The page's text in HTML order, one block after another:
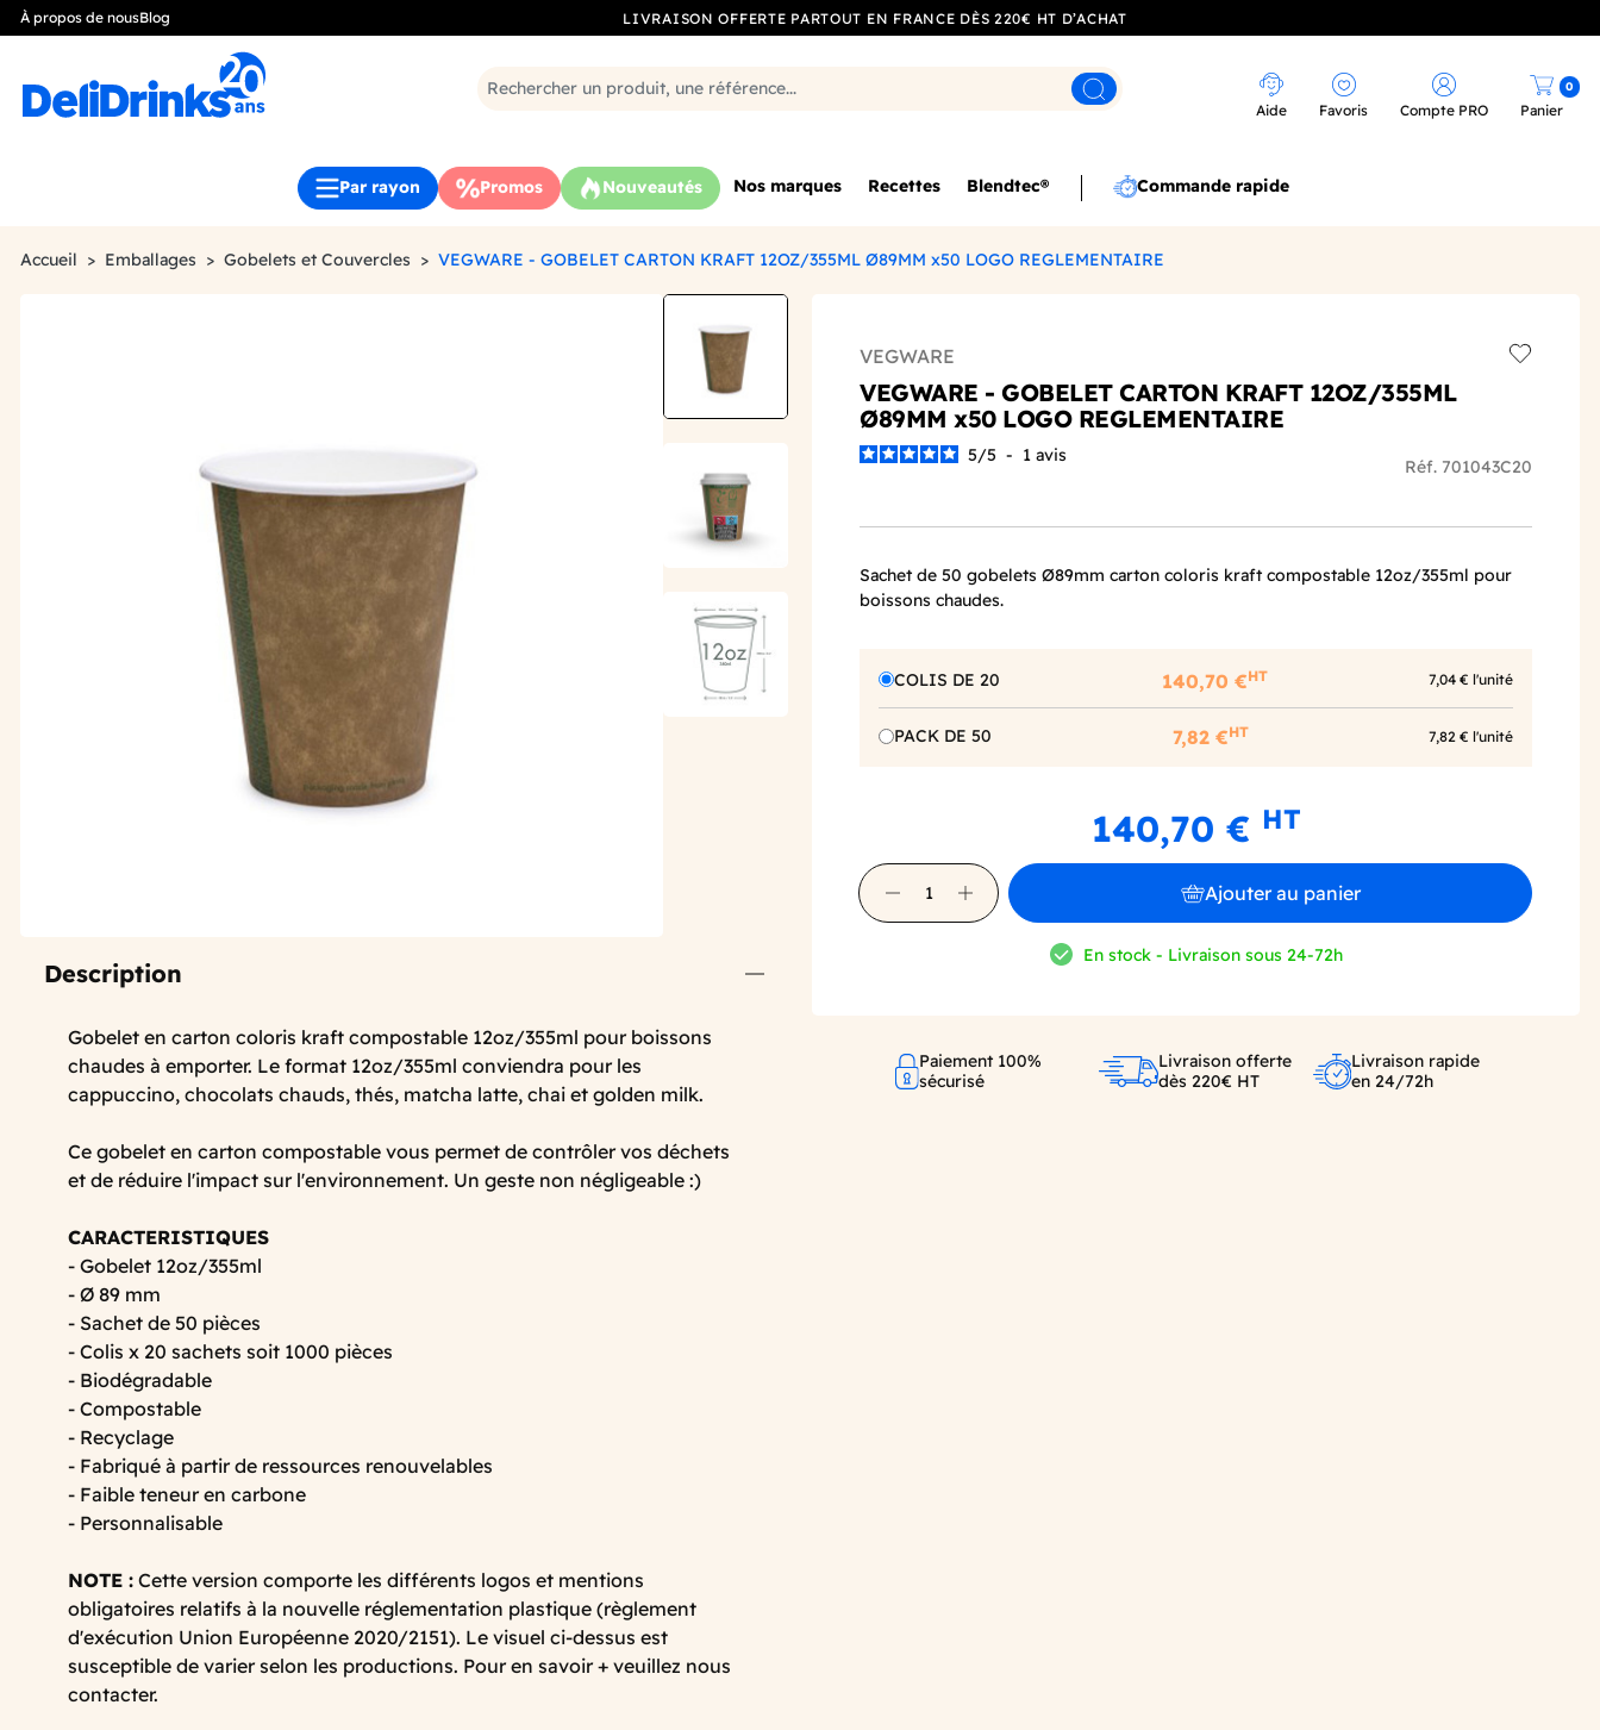
À propos de nousBlog LIVRAISON OFFERTE PARTOUT EN FRANCE DÈS 220€ HT D’ACHAT
Rechercher
Aide Favoris Compte PRO Panier
0
Par rayon Promos Nouveautés Nos marques Recettes Blendtec® Commande rapide
Accueil Emballages Gobelets et Couvercles VEGWARE - GOBELET CARTON KRAFT 12OZ/355ML Ø89MM x50 LOGO REGLEMENTAIRE
Description
Gobelet en carton coloris kraft compostable 12oz/355ml pour boissons
chaudes à emporter. Le format 12oz/355ml conviendra pour les
cappuccino, chocolats chauds, thés, matcha latte, chai et golden milk.
Ce gobelet en carton compostable vous permet de contrôler vos déchets
et de réduire l'impact sur l'environnement. Un geste non négligeable :)
CARACTERISTIQUES
- Gobelet 12oz/355ml
- Ø 89 mm
- Sachet de 50 pièces
- Colis x 20 sachets soit 1000 pièces
- Biodégradable
- Compostable
- Recyclage
- Fabriqué à partir de ressources renouvelables
- Faible teneur en carbone
- Personnalisable
NOTE : Cette version comporte les différents logos et mentions
obligatoires relatifs à la nouvelle réglementation plastique (règlement
d'exécution Union Européenne 2020/2151). Le visuel ci-dessus est
susceptible de varier selon les productions. Pour en savoir + veuillez nous
contacter.
VEGWARE
VEGWARE - GOBELET CARTON KRAFT 12OZ/355ML
Ø89MM x50 LOGO REGLEMENTAIRE
5/5 - 1 avis
Réf. 701043C20
Sachet de 50 gobelets Ø89mm carton coloris kraft compostable 12oz/355ml pour
boissons chaudes.
COLIS DE 20 140,70 €HT 7,04 € l'unité
PACK DE 50 7,82 €HT 7,82 € l'unité
140,70 € HT
Ajouter au panier
En stock - Livraison sous 24-72h
Paiement 100%
sécurisé
Livraison offerte
dès 220€ HT
Livraison rapide
en 24/72h